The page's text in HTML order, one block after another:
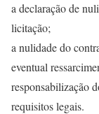
a declaração de
licitação;
a nulidade do
eventual
responsabilização
requisitos legais.